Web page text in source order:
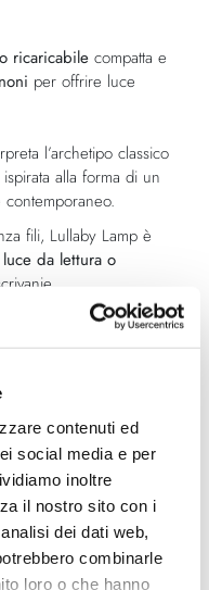
contenuti ed
social media e per
inoltre
il nostro sito con i
dei dati web,
combinarle
loro o che hanno
ricaricabile compatta e
per offrire luce
l’archetipo classico
alla forma di un
fili, Lullaby Lamp è
da lettura o
Giovannoni
luminosa
integrato